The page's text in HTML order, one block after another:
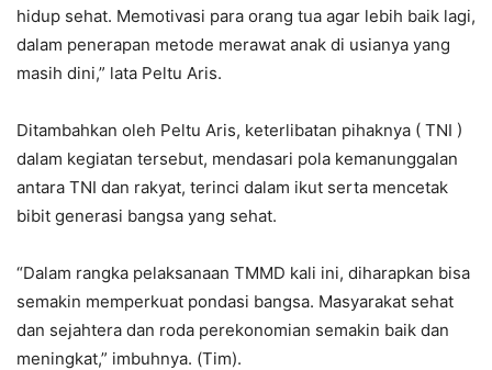
hidup sehat. Memotivasi para orang tua agar lebih baik lagi,
dalam penerapan metode merawat anak di usianya yang
masih dini,” lata Peltu Aris.
Ditambahkan oleh Peltu Aris, keterlibatan pihaknya ( TNI )
dalam kegiatan tersebut, mendasari pola kemanunggalan
antara TNI dan rakyat, terinci dalam ikut serta mencetak
bibit generasi bangsa yang sehat.
“Dalam rangka pelaksanaan TMMD kali ini, diharapkan bisa
semakin memperkuat pondasi bangsa. Masyarakat sehat
dan sejahtera dan roda perekonomian semakin baik dan
meningkat,” imbuhnya. (Tim).